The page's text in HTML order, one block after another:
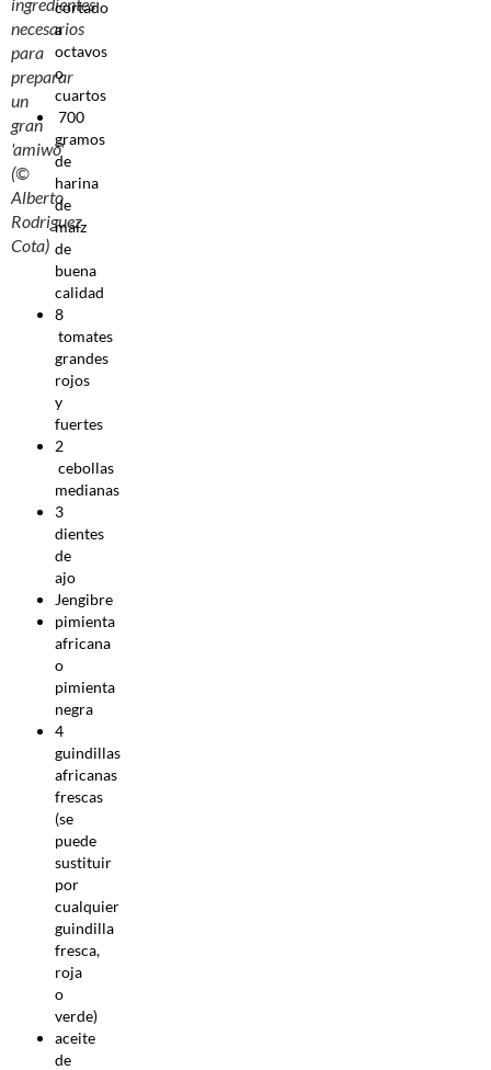
ingredientes
necesarios
para
preparar
un
gran
'amiwó'
(©
Alberto
Rodriguez
Cota)
cortado
a
octavos
o
cuartos
700
gramos
de
harina
de
maíz
de
buena
calidad
8
tomates
grandes
rojos
y
fuertes
2
cebollas
medianas
3
dientes
de
ajo
Jengibre
pimienta
africana
o
pimienta
negra
4
guindillas
africanas
frescas
(se
puede
sustituir
por
cualquier
guindilla
fresca,
roja
o
verde)
aceite
de